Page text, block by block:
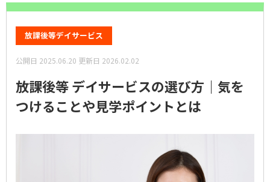
放課後等デイサービス
公開日 2025.06.20 更新日 2026.02.02
放課後等 デイサービスの選び方｜気を
つけることや見学ポイントとは